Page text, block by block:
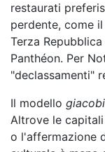
restaurati
perdente, come
Terza
Panthéon. Per
"declassamenti"
Il modello
Altrove le
o l'affermazione